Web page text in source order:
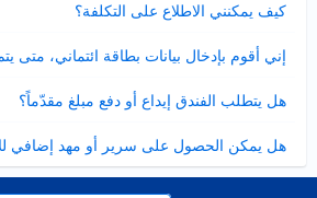
كيف يمكنني الاطلاع على التكلفة؟
مصغر
إني أقوم بإدخال بيانات بطاقة ائتماني، متى
مصغر
هل يتطلب الفندق إيداع أو دفع مبلغ مقدّماً؟
مصغر
هل يمكن الحصول على سرير أو مهد إضافي
مصغر